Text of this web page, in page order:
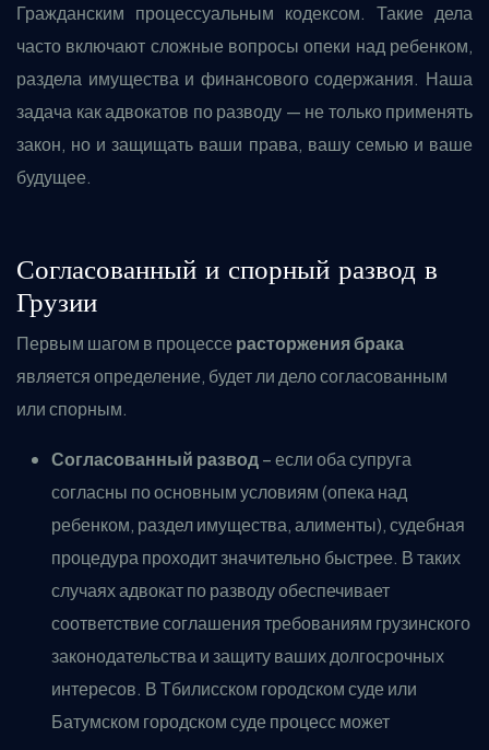
Гражданским процессуальным кодексом. Такие дела
часто включают сложные вопросы опеки над ребенком,
раздела имущества и финансового содержания. Наша
задача как адвокатов по разводу — не только применять
закон, но и защищать ваши права, вашу семью и ваше
будущее.
Согласованный и спорный развод в
Грузии
Первым шагом в процессе расторжения брака
является определение, будет ли дело согласованным
или спорным.
Согласованный развод– если оба супруга
согласны по основным условиям (опека над
ребенком, раздел имущества, алименты), судебная
процедура проходит значительно быстрее. В таких
случаях адвокат по разводу обеспечивает
соответствие соглашения требованиям грузинского
законодательства и защиту ваших долгосрочных
интересов. В Тбилисском городском суде или
Батумском городском суде процесс может